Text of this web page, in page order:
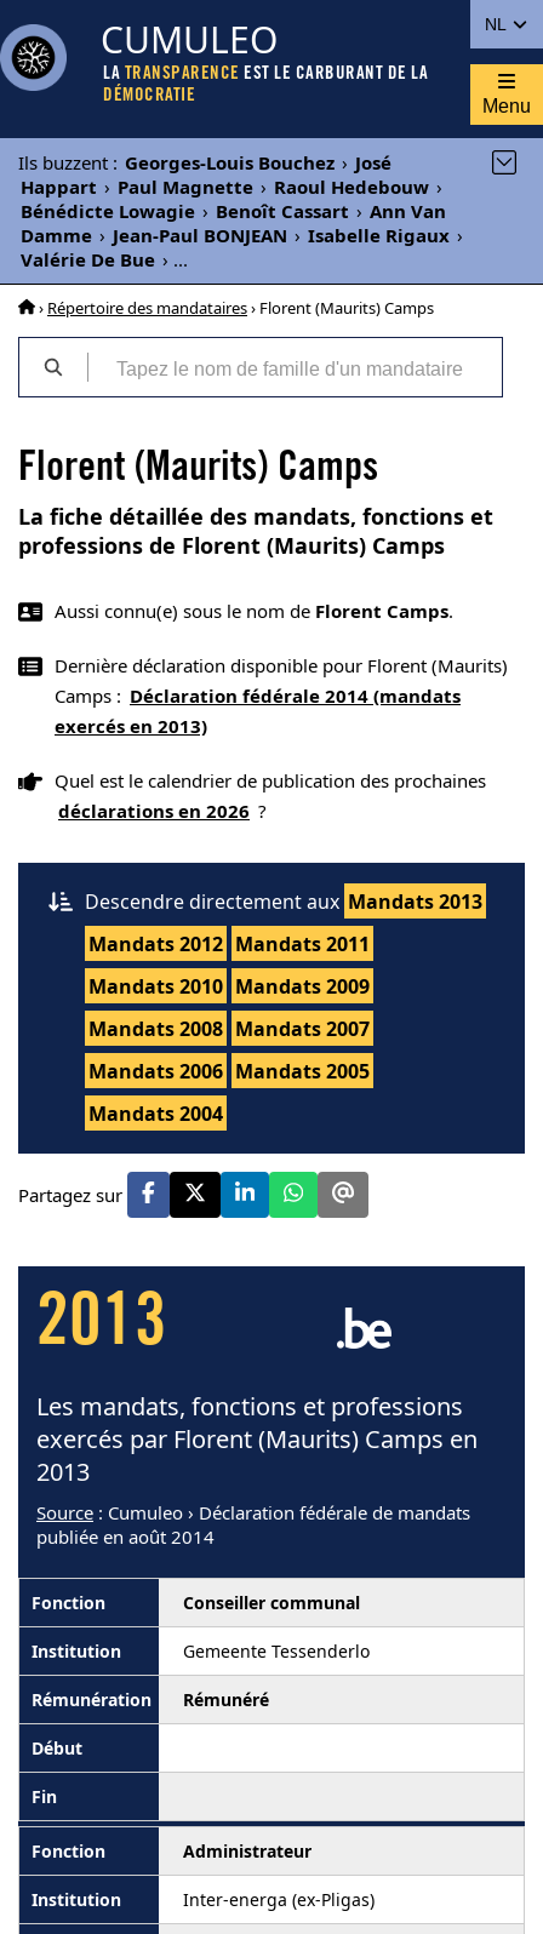
NL
CUMULEO
LA TRANSPARENCE EST LE CARBURANT DE LA
DÉMOCRATIE
Menu
Ils buzzent : Georges-Louis Bouchez › José
Happart › Paul Magnette › Raoul Hedebouw ›
Bénédicte Lowagie › Benoît Cassart › Ann Van
Damme › Jean-Paul BONJEAN › Isabelle Rigaux ›
Valérie De Bue › ...
› Répertoire des mandataires› Florent (Maurits) Camps
Florent (Maurits) Camps
La fiche détaillée des mandats, fonctions et
professions de Florent (Maurits) Camps
Aussi connu(e) sous le nom de Florent Camps.
Dernière déclaration disponible pour Florent (Maurits)
Camps : Déclaration fédérale 2014 (mandats
exercés en 2013)
Quel est le calendrier de publication des prochaines
déclarations en 2026 ?
Descendre directement aux Mandats 2013
Mandats 2012 Mandats 2011
Mandats 2010 Mandats 2009
Mandats 2008 Mandats 2007
Mandats 2006 Mandats 2005
Mandats 2004
Partagez sur
2013
Les mandats, fonctions et professions
exercés par Florent (Maurits) Camps en
2013
Source : Cumuleo › Déclaration fédérale de mandats
publiée en août 2014
Conseiller communal
Gemeente Tessenderlo
Rémunéré
Administrateur
Inter-energa (ex-Pligas)